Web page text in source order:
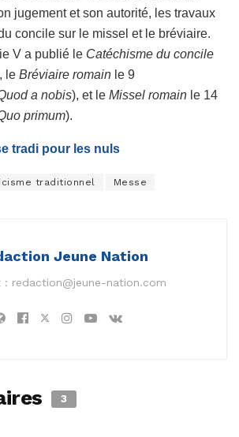
jugement et son autorité, les travaux
concile sur le missel et le bréviaire.
V a publié le Catéchisme du concile
le Bréviaire romain le 9
a nobis), et le Missel romain le 14
primum).
tradi pour les nuls
traditionnel Messe
Jeune Nation
: redaction@jeune-nation.com
3